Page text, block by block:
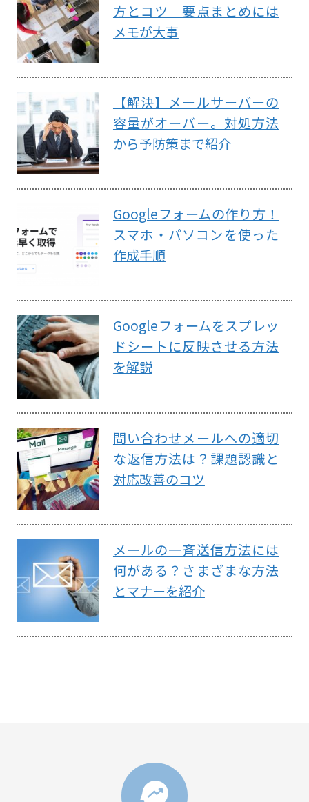
方とコツ｜要点まとめには
メモが大事
【解決】メールサーバーの
容量がオーバー。対処方法
から予防策まで紹介
Googleフォームの作り方！
スマホ・パソコンを使った
作成手順
Googleフォームをスプレッ
ドシートに反映させる方法
を解説
問い合わせメールへの適切
な返信方法は？課題認識と
対応改善のコツ
メールの一斉送信方法には
何がある？さまざまな方法
とマナーを紹介